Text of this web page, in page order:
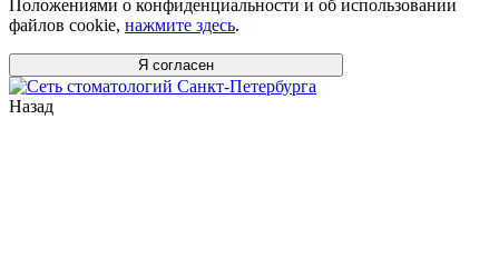
Положениями о конфиденциальности и об использовании
файлов cookie, нажмите здесь.
Я согласен
Назад